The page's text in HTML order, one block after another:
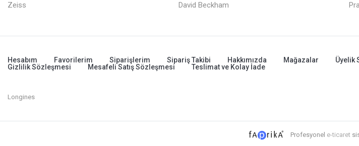
Zeiss
David Beckham
Hesabım Favorilerim Siparişlerim Sipariş Takibi Hakkımızda Mağazalar
Üyelik
Gizlilik Sözleşmesi
Mesafeli Satış Sözleşmesi Teslimat ve Kolay İade
Longines
Profesyonel e-ticaret